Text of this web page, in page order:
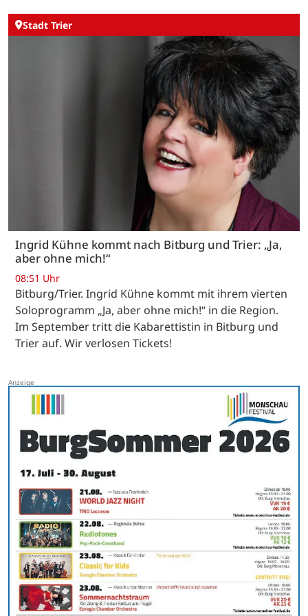
Stadt Trier
Ingrid Kühne kommt nach Bitburg und Trier: „Ja,
aber ohne mich!“
08:51 Uhr
Bitburg/Trier. Ingrid Kühne kommt mit ihrem vierten
Soloprogramm „Ja, aber ohne mich!“ in die Region.
Im September tritt die Kabarettistin in Bitburg und
Trier auf. Wir verlosen Tickets!